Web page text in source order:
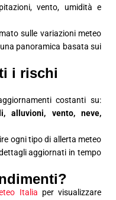
vento, umidità e
sulle variazioni meteo
panoramica basata sui
i rischi
costanti su:
alluvioni, vento, neve,
ogni tipo di allerta meteo
aggiornati in tempo
Italia per visualizzare